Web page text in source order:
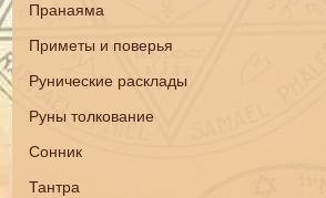
Пранаяма
Приметы и поверья
Рунические расклады
Руны толкование
Сонник
Тантра